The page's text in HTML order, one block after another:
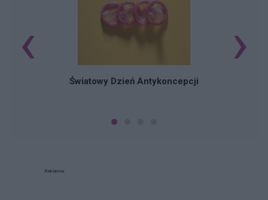
Światowy Dzień Antykoncepcji
‹ ›
Reklama: